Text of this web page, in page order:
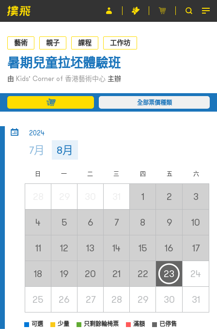
節目
主辦單位
關於撲飛
條款及細則
藝術 親子 課程 工作坊
暑期兒童拉坯體驗班
由 Kids’ Corner of 香港藝術中心 主辦
全部票價種類
2024
7月 8月
日 一 二 三 四 五 六
1 2 3
4 5 6 7 8 9 10
11 12 13 14 15 16 17
18 19 20 21 22 23 24
25 26 27 28 29 30 31
可選 少量 只剩餘輪椅票 滿額 已停售